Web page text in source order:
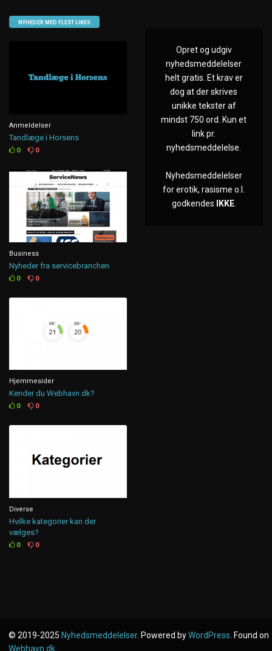
NYHEDER MED FLEST LIKES
Anmeldelser
Tandlæge i Horsens
0 0
Business
Nyheder fra servicebranchen
0 0
Hjemmesider
Kender du Webhavn.dk?
0 0
Diverse
Hvilke kategorier kan der
vælges?
0 0
Opret og udgiv
nyhedsmeddelelser
helt gratis. Et krav er
dog at der skrives
unikke tekster af
mindst 750 ord. Kun et
link pr.
nyhedsmeddelelse.
Nyhedsmeddelelser
for erotik, rasisme o.l.
godkendes
IKKE.
© 2019-2025 Nyhedsmeddelelser. Powered byWordPress . Found on
Webhavn.dk